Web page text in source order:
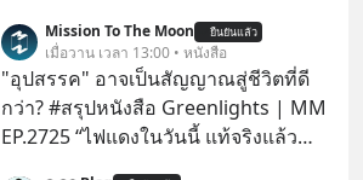
ล้นตลาด #เศรษฐกิจไทย #EICAround
#SCBThailand สามารถดูคลิปที่
youtube ประกอบได้ที่ link :
https://youtube.com/shorts/-
Mission To The Moon ยืนยันแล้ว
เมื่อวาน เวลา 13:00 • หนังสือ
"อุปสรรค" อาจเป็นสัญญาณสู่ชีวิตที่ดี
กว่า? #สรุปหนังสือ Greenlights | MM
EP.2725 “ไฟแดงในวันนี้ แท้จริงแล้ว